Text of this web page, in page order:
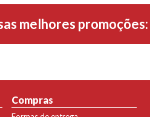
melhores promoções:
Compras